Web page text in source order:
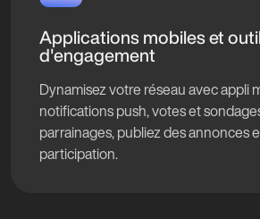
Applications mobiles et
d'engagement
Dynamisez votre réseau avec appli
notifications push, votes et
parrainages, publiez des annonces
participation.